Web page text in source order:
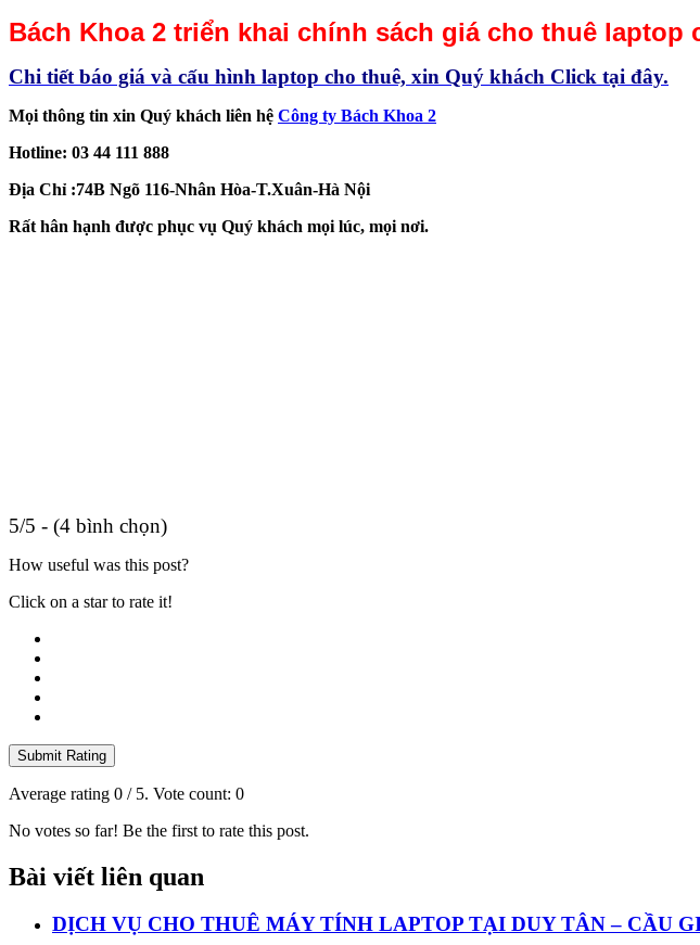
Bách Khoa 2 triển khai chính sách giá cho thuê laptop
Chi tiết báo giá và cấu hình laptop cho thuê, xin Quý khách Click tại đây.
Mọi thông tin xin Quý khách liên hệ Công ty Bách Khoa 2
Hotline: 03 44 111 888
Địa Chỉ :74B Ngõ 116-Nhân Hòa-T.Xuân-Hà Nội
Rất hân hạnh được phục vụ Quý khách mọi lúc, mọi nơi.
5/5 - (4 bình chọn)
How useful was this post?
Click on a star to rate it!
Submit Rating
Average rating 0 / 5. Vote count: 0
No votes so far! Be the first to rate this post.
Bài viết liên quan
DỊCH VỤ CHO THUÊ MÁY TÍNH LAPTOP TẠI DUY TÂN – CẦU